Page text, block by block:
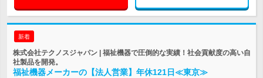
新着
株式会社テクノスジャパン | 福祉機器で圧倒的な実績！社会貢献度の高い自
社製品を開発。
福祉機器メーカーの【法人営業】年休121日≪東京≫